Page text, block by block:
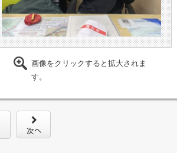
画像をクリックすると拡大されま
す。